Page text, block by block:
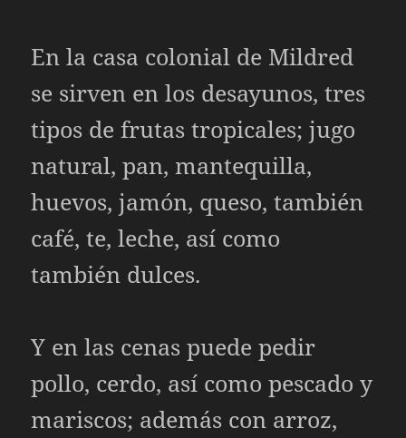
En la casa colonial de Mildred
se sirven en los desayunos, tres
tipos de frutas tropicales; jugo
natural, pan, mantequilla,
huevos, jamón, queso, también
café, te, leche, así como
también dulces.
Y en las cenas puede pedir
pollo, cerdo, así como pescado y
mariscos; además con arroz,